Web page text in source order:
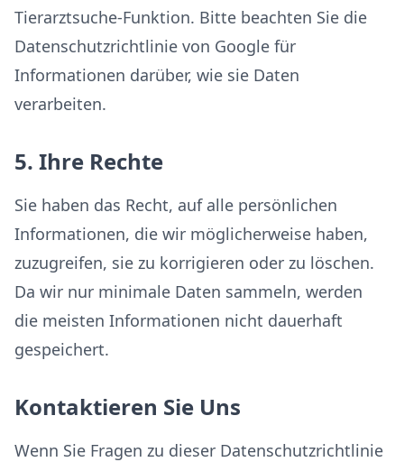
Tierarztsuche-Funktion. Bitte beachten Sie die
Datenschutzrichtlinie von Google für
Informationen darüber, wie sie Daten
verarbeiten.
5. Ihre Rechte
Sie haben das Recht, auf alle persönlichen
Informationen, die wir möglicherweise haben,
zuzugreifen, sie zu korrigieren oder zu löschen.
Da wir nur minimale Daten sammeln, werden
die meisten Informationen nicht dauerhaft
gespeichert.
Kontaktieren Sie Uns
Wenn Sie Fragen zu dieser Datenschutzrichtlinie